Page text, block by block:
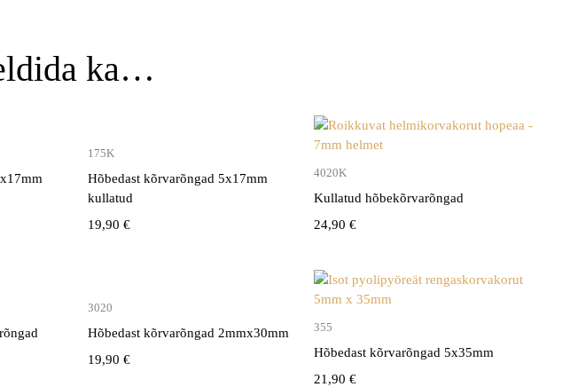
ka…
175K
Hõbedast kõrvarõngad 5x17mm
kullatud
19,90€
4020K
Kullatud hõbekõrvarõngad
24,90 €
3020
Hõbedast kõrvarõngad 2mmx30mm
19,90€
355
Hõbedast kõrvarõngad 5x35mm
21,90 €